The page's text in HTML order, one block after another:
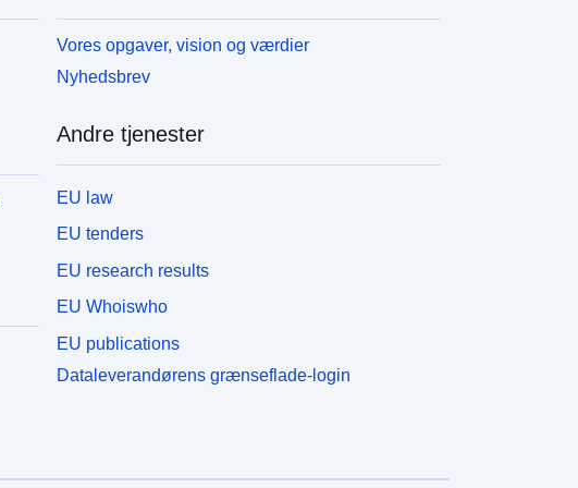
Vores opgaver, vision og værdier
Nyhedsbrev
Andre tjenester
EU law
EU tenders
EU research results
EU Whoiswho
EU publications
Dataleverandørens grænseflade-login